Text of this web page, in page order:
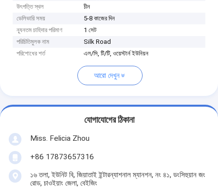
উৎপত্তি স্থল
চীন
ডেলিভারি সময়
5-8 কাজের দিন
ন্যূনতম চাহিদার পরিমাণ
1 সেট
পরিচিতিমুলক নাম
Silk Road
পরিশোধের শর্ত
এল/সি, টি/টি, ওয়েস্টার্ন ইউনিয়ন
আরো দেখুন
যোগাযোগের ঠিকানা
Miss. Felicia Zhou
+86 17873657316
১৬ তলা, ইউনিট বি, জিয়াতাই ইন্টারন্যাশনাল ম্যানশন, নং ৪১, ডংসিহুয়ান জং
রোড, চাওইয়াং জেলা, বেইজিং